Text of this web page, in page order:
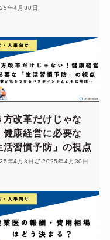
年4月30日
方改革だけじゃな
健康経営に必要な
活習慣予防」の視点
年4月8日 2025年4月30日